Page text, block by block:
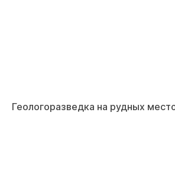
Геологоразведка на рудных